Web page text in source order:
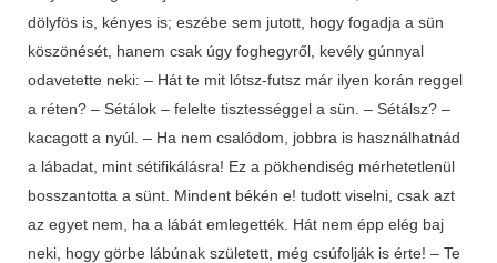
dölyfös is, kényes is; eszébe sem jutott, hogy fogadja a sün
köszönését, hanem csak úgy foghegyről, kevély gúnnyal
odavetette neki: – Hát te mit lótsz-futsz már ilyen korán reggel
a réten? – Sétálok – felelte tisztességgel a sün. – Sétálsz? –
kacagott a nyúl. – Ha nem csalódom, jobbra is használhatnád
a lábadat, mint sétifikálásra! Ez a pökhendiség mérhetetlenül
bosszantotta a sünt. Mindent békén e! tudott viselni, csak azt
az egyet nem, ha a lábát emlegették. Hát nem épp elég baj
neki, hogy görbe lábúnak született, még csúfolják is érte! – Te